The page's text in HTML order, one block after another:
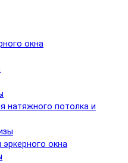
окна
натяжного потолка и
окна